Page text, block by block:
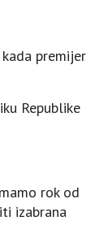
premijer
Republike
rok od
izabrana